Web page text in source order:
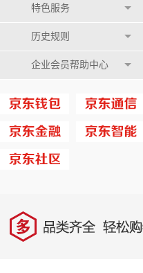
特色服务
历史规则
企业会员帮助中心
多 品类齐全，轻松购物